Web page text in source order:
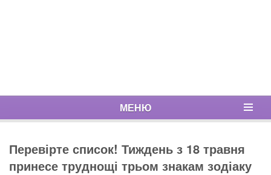
МЕНЮ
Перевірте список! Тиждень з 18 травня
принесе труднощі трьом знакам зодіаку